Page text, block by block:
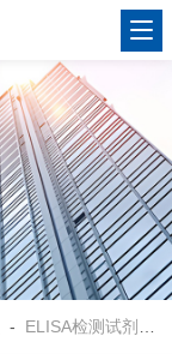
- ELISA检测试剂盒